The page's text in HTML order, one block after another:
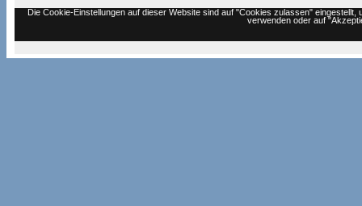
Die Cookie-Einstellungen auf dieser Website sind auf "Cookies zulassen"
verwenden oder auf